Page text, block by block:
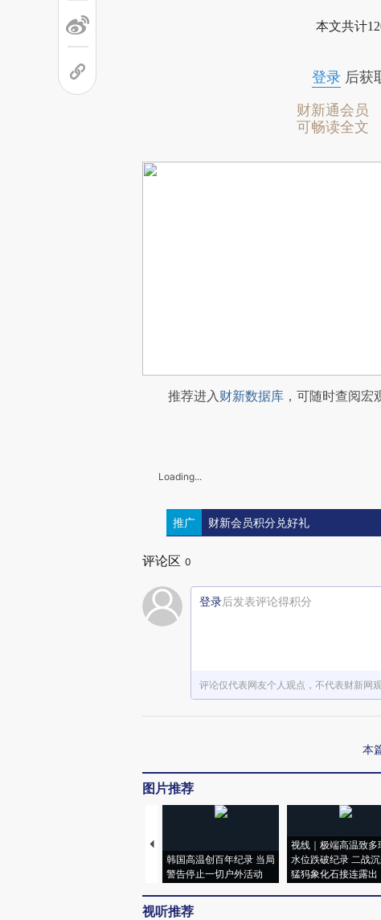
本文共计
登录后获
财新通会员
可畅读全文
推荐进入财新数据库 ，可随时查阅宏
Loading...
推广 财新会员积分兑好礼
评论区 0
登录后发表评论得积分
评论仅代表网友个人观点，不代表财新网
本
图片推荐
韩国高温创百年纪录 当局
警告停止一切户外活动
视线｜极端高温致多
水位跌破纪录 二战
猛犸象化石接连露出
视听推荐